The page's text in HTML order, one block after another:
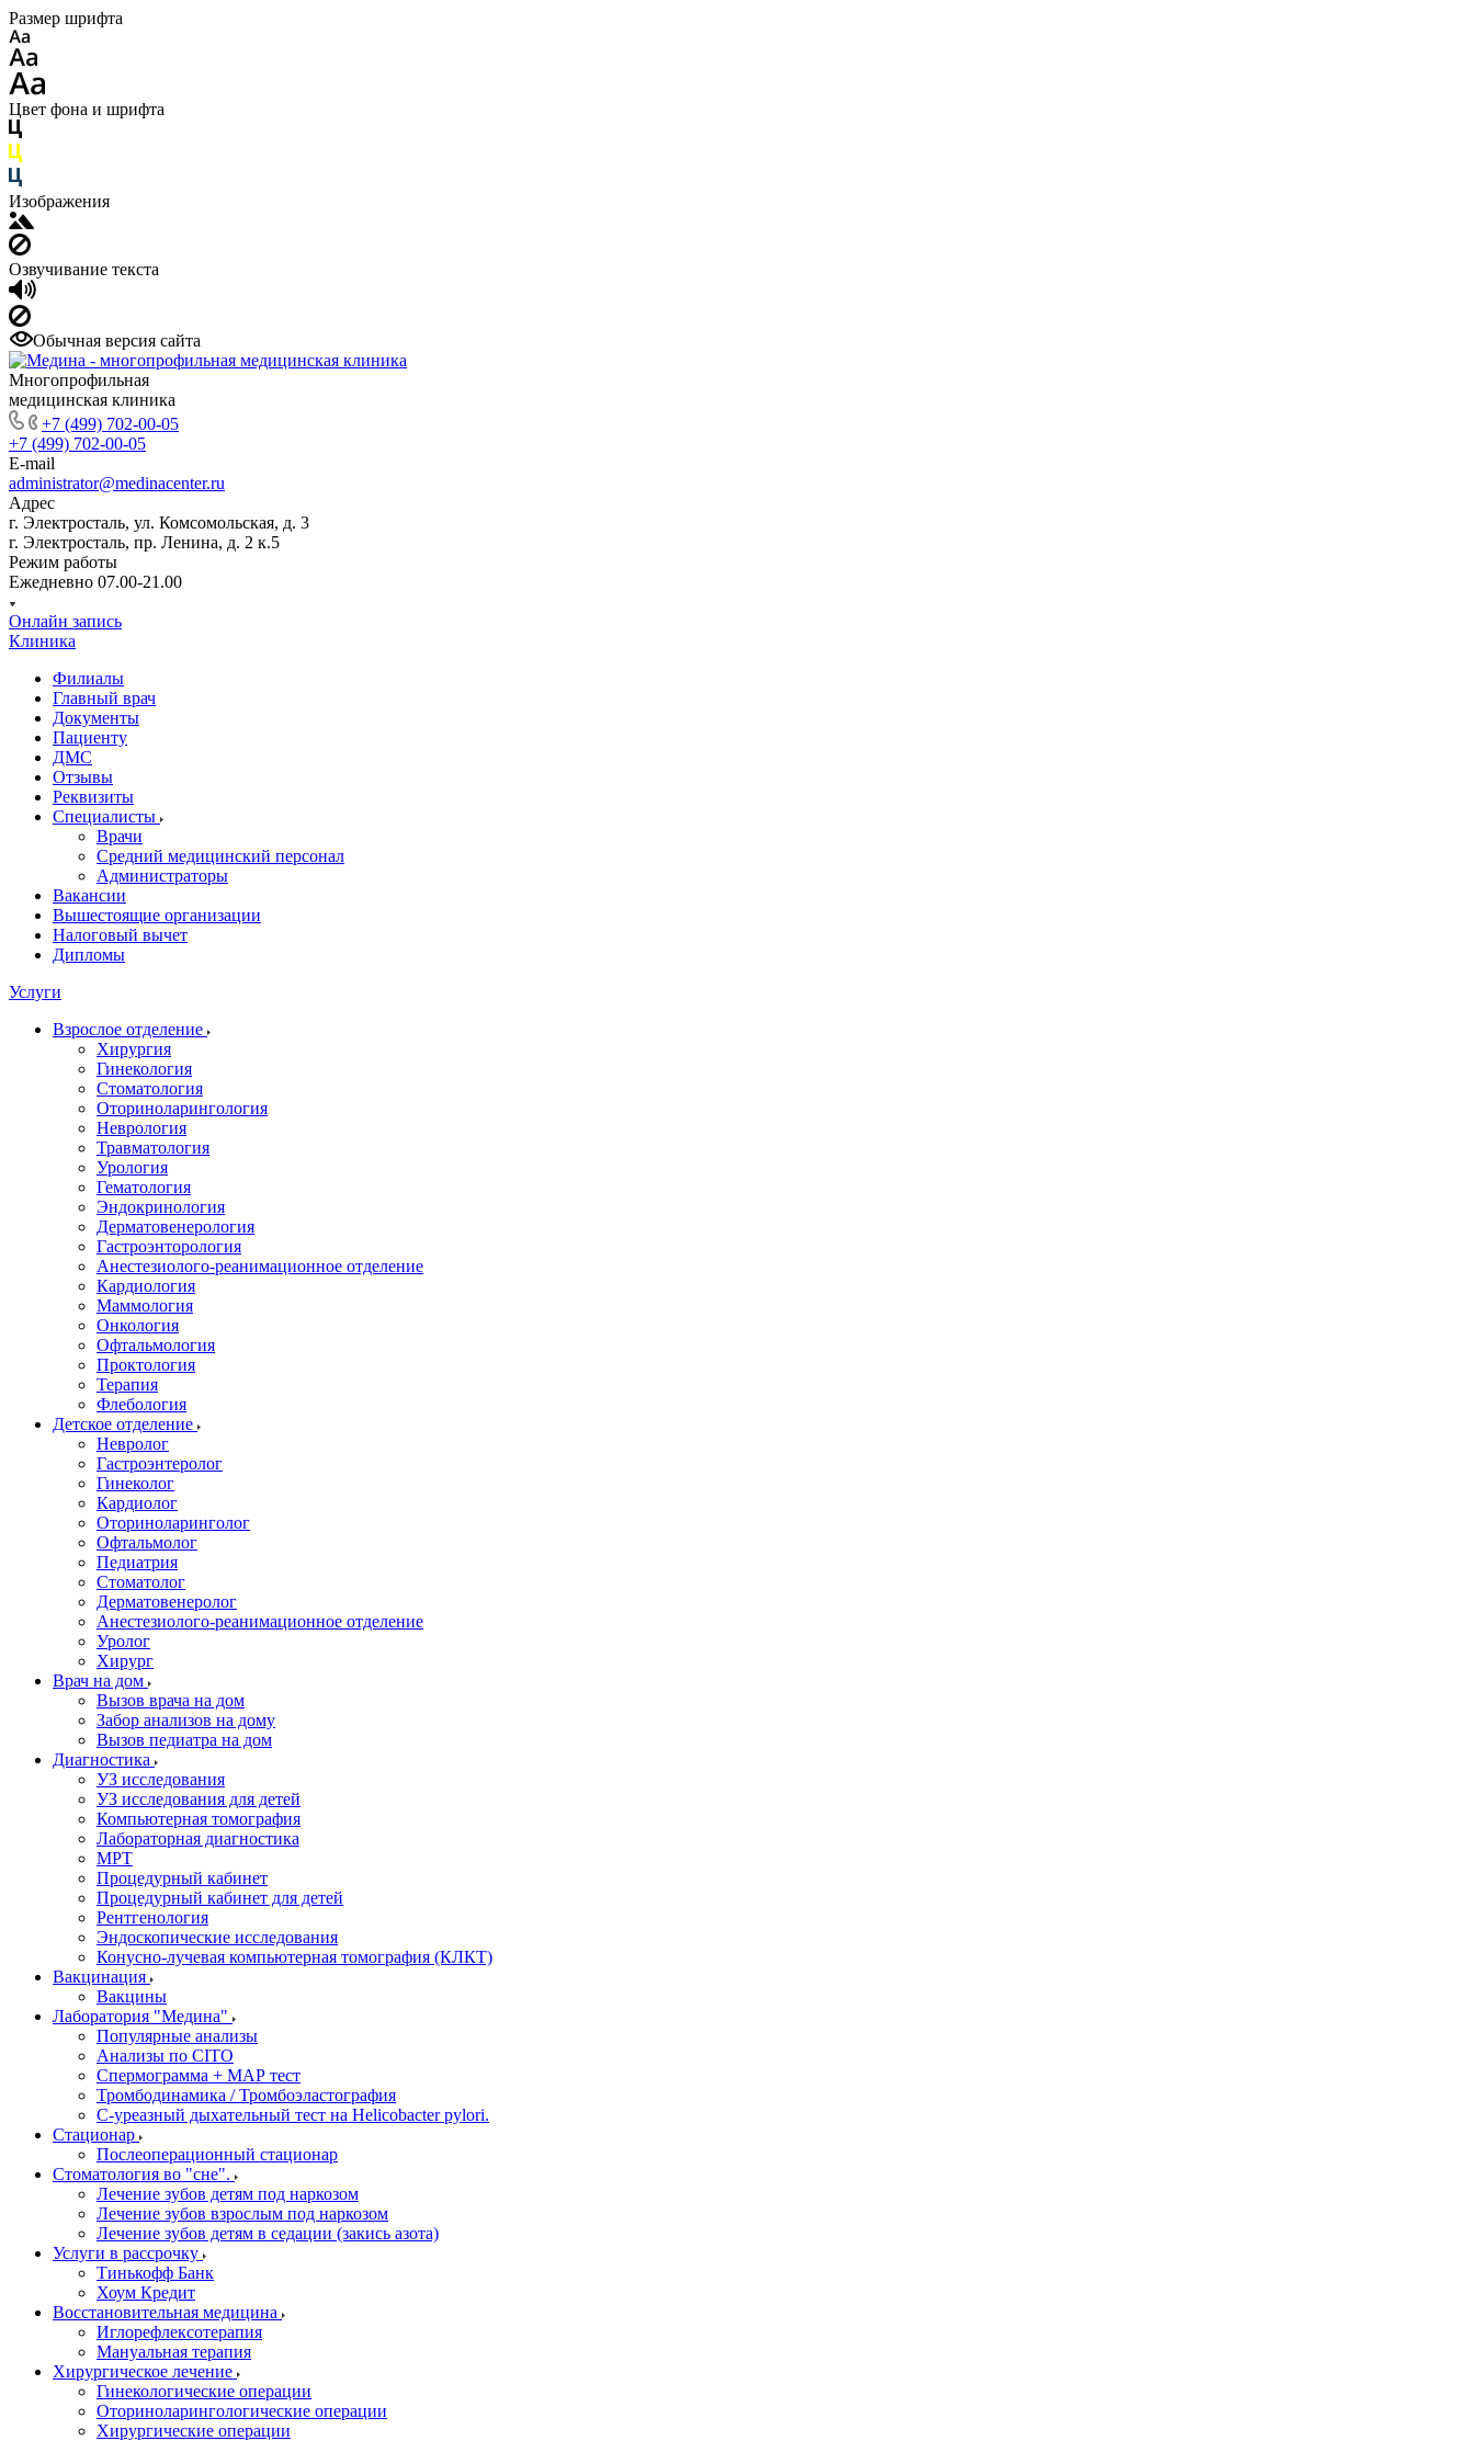
Размер шрифта
Цвет фона и шрифта
Изображения
Озвучивание текста
Обычная версия сайта
Многопрофильная
медицинская клиника
+7 (499) 702-00-05
+7 (499) 702-00-05
E-mail
administrator@medinacenter.ru
Адрес
г. Электросталь, ул. Комсомольская, д. 3
г. Электросталь, пр. Ленина, д. 2 к.5
Режим работы
Ежедневно 07.00-21.00
Онлайн запись
Клиника
Филиалы
Главный врач
Документы
Пациенту
ДМС
Отзывы
Реквизиты
Специалисты
Врачи
Средний медицинский персонал
Администраторы
Вакансии
Вышестоящие организации
Налоговый вычет
Дипломы
Услуги
Взрослое отделение
Хирургия
Гинекология
Стоматология
Оториноларингология
Неврология
Травматология
Урология
Гематология
Эндокринология
Дерматовенерология
Гастроэнторология
Анестезиолого-реанимационное отделение
Кардиология
Маммология
Онкология
Офтальмология
Проктология
Терапия
Флебология
Детское отделение
Невролог
Гастроэнтеролог
Гинеколог
Кардиолог
Оториноларинголог
Офтальмолог
Педиатрия
Стоматолог
Дерматовенеролог
Анестезиолого-реанимационное отделение
Уролог
Хирург
Врач на дом
Вызов врача на дом
Забор анализов на дому
Вызов педиатра на дом
Диагностика
УЗ исследования
УЗ исследования для детей
Компьютерная томография
Лабораторная диагностика
МРТ
Процедурный кабинет
Процедурный кабинет для детей
Рентгенология
Эндоскопические исследования
Конусно-лучевая компьютерная томография (КЛКТ)
Вакцинация
Вакцины
Лаборатория "Медина"
Популярные анализы
Анализы по CITO
Спермограмма + МАР тест
Тромбодинамика / Тромбоэластография
С-уреазный дыхательный тест на Helicobacter pylori.
Стационар
Послеоперационный стационар
Стоматология во "сне".
Лечение зубов детям под наркозом
Лечение зубов взрослым под наркозом
Лечение зубов детям в седации (закись азота)
Услуги в рассрочку
Тинькофф Банк
Хоум Кредит
Восстановительная медицина
Иглорефлексотерапия
Мануальная терапия
Хирургическое лечение
Гинекологические операции
Оториноларингологические операции
Хирургические операции